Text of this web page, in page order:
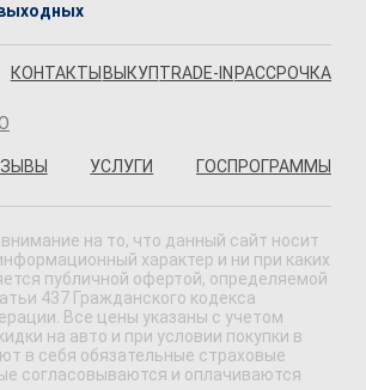
выходных
КОНТАКТЫ ВЫКУПTRADE-IN РАССРОЧКА
УСЛУГИ ГОСПРОГРАММЫ
на то, что данный сайт носит
характер и ни при каких
публичной офертой, определяемой
437 Гражданского кодекса
Все цены указаны с учетом
на авто и при условии покупки в
в себя обязательные страховые
согласовываются и оплачиваются